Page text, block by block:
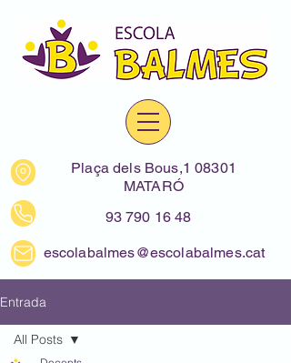
Plaça dels Bous,1 08301
MATARÓ
93 790 16 48
escolabalmes@escolabalmes.cat
Entrada
All Posts